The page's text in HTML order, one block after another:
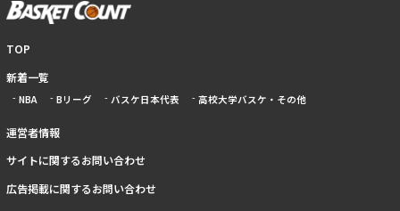
TOP
新着一覧
NBA Bリーグ バスケ日本代表 高校大学バスケ・その他
運営者情報
サイトに関するお問い合わせ
広告掲載に関するお問い合わせ